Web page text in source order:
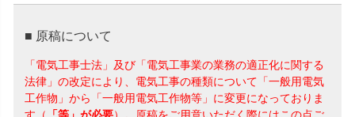
■ 原稿について
「電気工事士法」及び「電気工事業の業務の適正化に関する
法律」の改定により、電気工事の種類について「一般用電気
工作物」から「一般用電気工作物等」に変更になっておりま
す（
「等」が必要）。原稿をご用意いただく際にはこの点ご